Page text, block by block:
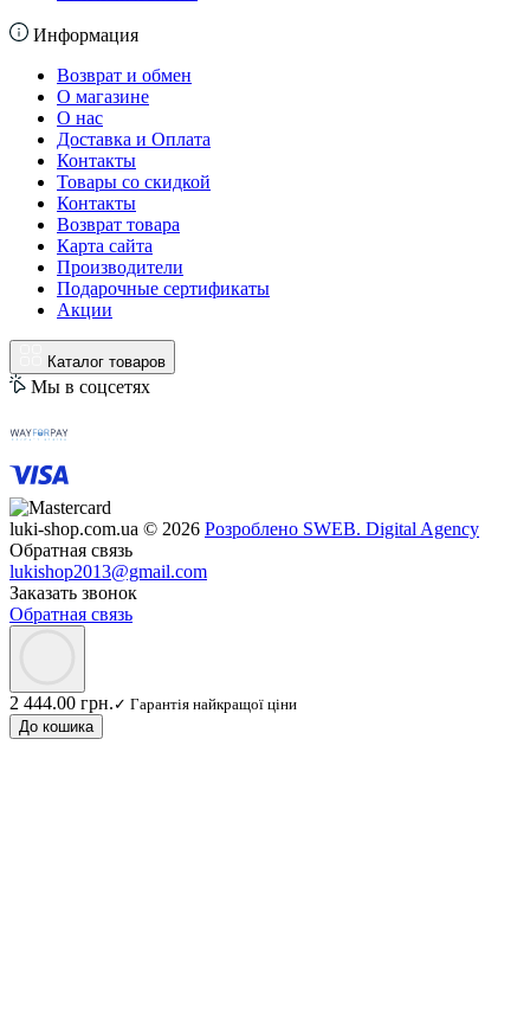
Информация
Возврат и обмен
О магазине
О нас
Доставка и Оплата
Контакты
Товары со скидкой
Контакты
Возврат товара
Карта сайта
Производители
Подарочные сертификаты
Акции
Каталог товаров
Мы в соцсетях
luki-shop.com.ua © 2026 Розроблено SWEB. Digital Agency
Обратная связь
lukishop2013@gmail.com
Заказать звонок
Обратная связь
2 444.00 грн. ✓ Гарантія найкращої ціни
До кошика